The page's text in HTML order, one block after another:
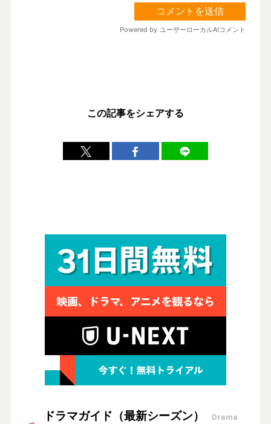
この記事をシェアする
ドラマガイド（最新シーズン） Drama